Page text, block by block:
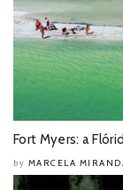
Fort Myers: a
by MARCELA